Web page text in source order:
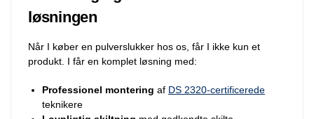
løsningen
Når I køber en pulverslukker hos os, får I ikke kun et
produkt. I får en komplet løsning med:
Professionel montering af DS 2320-certificerede
teknikere